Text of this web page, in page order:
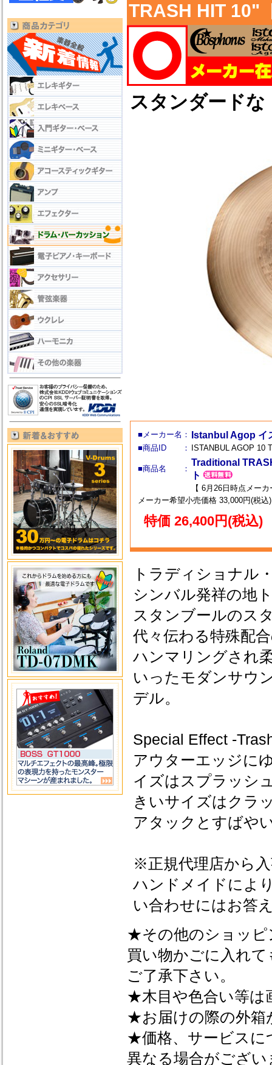
TRASH HIT 10"
スタンダード
■メーカー名： Istanbul Agop イ
■商品ID ： ISTANBUL AGOP 10
■商品名 ：
Traditional
ト
【 6月26日時点メー
メーカー希望小売価格 33,000円(税込)
特価 26,400円(税込)
トラディショナル
シンバル発祥の地
スタンブールのス
代々伝わる特殊配
ハンマリングされ
いったモダンサウ
デル。
Special Effect -
アウターエッジに
イズはスプラッシ
きいサイズはクラ
アタックとすばや
※正規代理店から
ハンドメイドによ
い合わせにはお答
★その他のショッピ
買い物かごに入れ
ご了承下さい。
★木目や色合い等は
★お届けの際の外箱
★価格、サービスに
異なる場合がござ